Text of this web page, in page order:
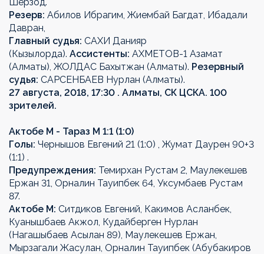
Резерв: Абилов Ибрагим, Жиембай Багдат, Ибадали
Давран,
Главный судья: САХИ Данияр
(Кызылорда). Ассистенты: АХМЕТОВ-1 Азамат
(Алматы), ЖОЛДАС Бахытжан (Алматы). Резервный
судья: САРСЕНБАЕВ Нурлан (Алматы).
27 августа, 2018, 17:30 . Алматы, СК ЦСКА. 100
зрителей.
Актобе М - Тараз М 1:1 (1:0)
Голы: Чернышов Евгений 21 (1:0) , Жумат Даурен 90+3
(1:1) .
Предупреждения: Темирхан Рустам 2, Маулекешев
Ержан 31, Орналин Тауипбек 64, Уксумбаев Рустам
87.
Актобе М: Ситдиков Евгений, Какимов Асланбек,
Куанышбаев Акжол, Кудайберген Нурлан
(Нагашыбаев Асылан 89), Маулекешев Ержан,
Мырзагали Жасулан, Орналин Тауипбек (Абубакиров